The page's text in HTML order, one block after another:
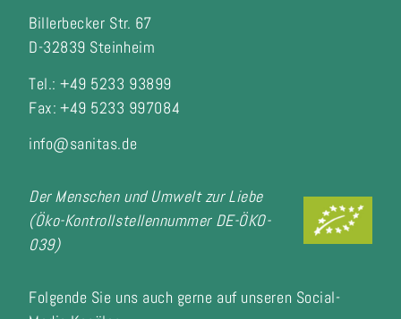
Billerbecker Str. 67
D-32839 Steinheim
Tel.: +49 5233 93899
Fax: +49 5233 997084
info@sanitas.de
Der Menschen und Umwelt zur Liebe
(Öko-Kontrollstellennummer DE-ÖKO-
039)
Folgende Sie uns auch gerne auf unseren Social-